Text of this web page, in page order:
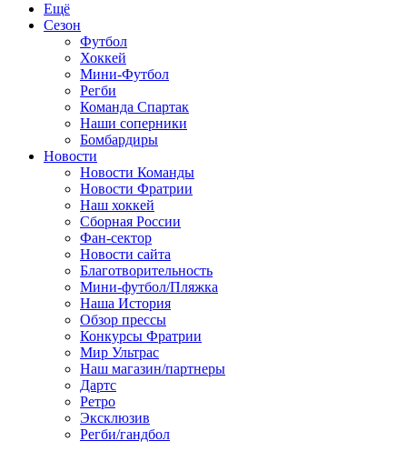
Ещё
Сезон
Футбол
Хоккей
Мини-Футбол
Регби
Команда Спартак
Наши соперники
Бомбардиры
Новости
Новости Команды
Новости Фратрии
Наш хоккей
Сборная России
Фан-cектор
Новости сайта
Благотворительность
Мини-футбол/Пляжка
Наша История
Обзор прессы
Конкурсы Фратрии
Мир Ультрас
Наш магазин/партнеры
Дартс
Ретро
Эксклюзив
Регби/гандбол